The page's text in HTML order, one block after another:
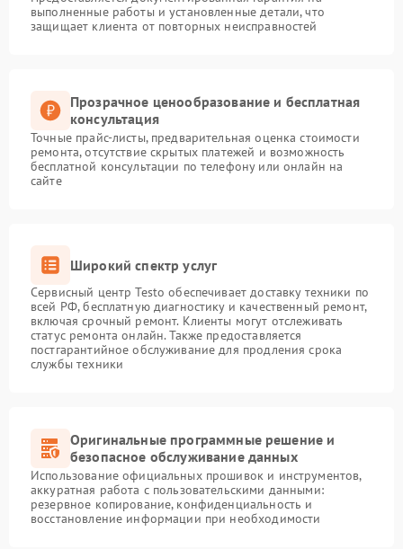
выполненные работы и установленные детали, что
защищает клиента от повторных неисправностей
Прозрачное ценообразование и бесплатная
консультация
Точные прайс-листы, предварительная оценка стоимости
ремонта, отсутствие скрытых платежей и возможность
бесплатной консультации по телефону или онлайн на
сайте
Широкий спектр услуг
Сервисный центр Testo обеспечивает доставку техники по
всей РФ, бесплатную диагностику и качественный ремонт,
включая срочный ремонт. Клиенты могут отслеживать
статус ремонта онлайн. Также предоставляется
постгарантийное обслуживание для продления срока
службы техники
Оригинальные программные решение и
безопасное обслуживание данных
Использование официальных прошивок и инструментов,
аккуратная работа с пользовательскими данными:
резервное копирование, конфиденциальность и
восстановление информации при необходимости